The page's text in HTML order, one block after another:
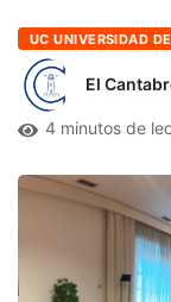
UC UNIVERSIDAD
El
4 minutos de